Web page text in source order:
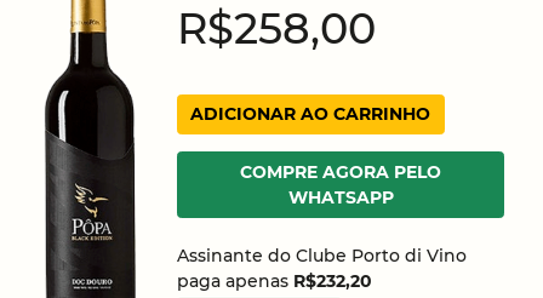
R$258,00
ADICIONAR AO CARRINHO
COMPRE AGORA PELO
WHATSAPP
Assinante do Clube Porto di Vino
paga apenas R$232,20